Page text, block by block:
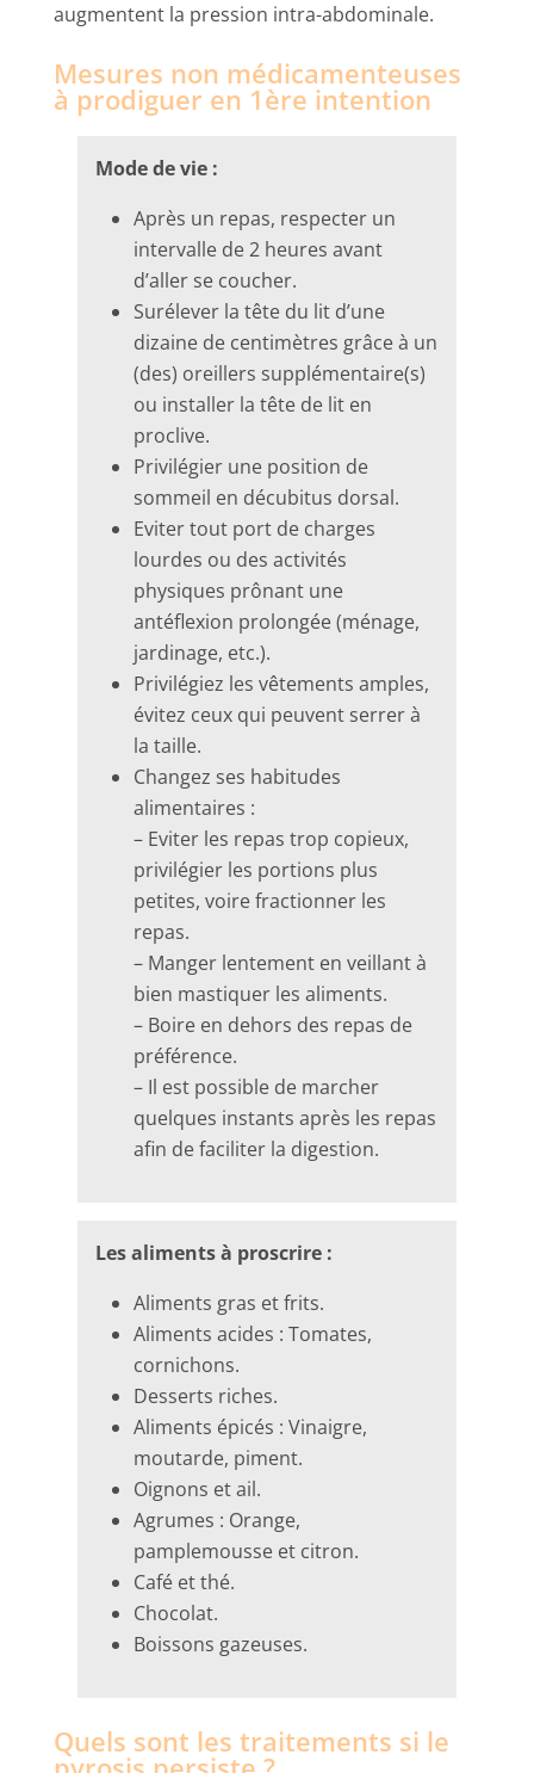
augmentent la pression intra-abdominale.
Mesures non médicamenteuses
à prodiguer en 1ère intention
Mode de vie :
Après un repas, respecter un
intervalle de 2 heures avant
d’aller se coucher.
Surélever la tête du lit d’une
dizaine de centimètres grâce à un
(des) oreillers supplémentaire(s)
ou installer la tête de lit en
proclive.
Privilégier une position de
sommeil en décubitus dorsal.
Eviter tout port de charges
lourdes ou des activités
physiques prônant une
antéflexion prolongée (ménage,
jardinage, etc.).
Privilégiez les vêtements amples,
évitez ceux qui peuvent serrer à
la taille.
Changez ses habitudes
alimentaires :
– Eviter les repas trop copieux,
privilégier les portions plus
petites, voire fractionner les
repas.
– Manger lentement en veillant à
bien mastiquer les aliments.
– Boire en dehors des repas de
préférence.
– Il est possible de marcher
quelques instants après les repas
afin de faciliter la digestion.
Les aliments à proscrire :
Aliments gras et frits.
Aliments acides : Tomates,
cornichons.
Desserts riches.
Aliments épicés : Vinaigre,
moutarde, piment.
Oignons et ail.
Agrumes : Orange,
pamplemousse et citron.
Café et thé.
Chocolat.
Boissons gazeuses.
Quels sont les traitements si le